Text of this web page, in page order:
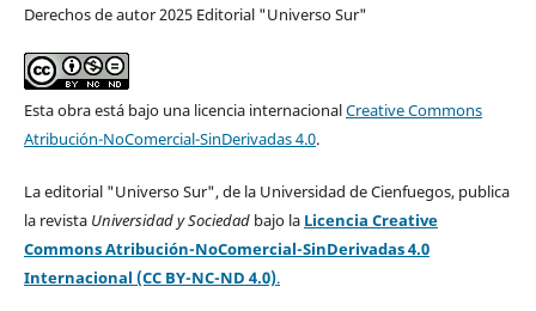
Derechos de autor 2025 Editorial "Universo Sur"
Esta obra está bajo una licencia internacionalCreative Commons
Atribución-NoComercial-SinDerivadas 4.0.
La editorial "Universo Sur", de la Universidad de Cienfuegos, publica
la revista Universidad y Sociedad bajo la Licencia Creative
Commons Atribución-NoComercial-SinDerivadas 4.0
Internacional (CC BY-NC-ND 4.0).